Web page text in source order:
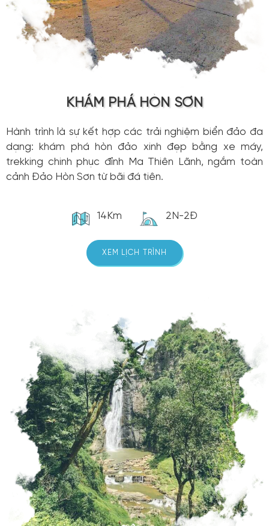
KHÁM PHÁ HÒN SƠN
Hành trình là sự kết hợp các trải nghiệm biển đảo đa
dạng: khám phá hòn đảo xinh đẹp bằng xe máy,
trekking chinh phục đỉnh Ma Thiên Lãnh, ngắm toàn
cảnh Đảo Hòn Sơn từ bãi đá tiên.
14Km 2N-2Đ
XEM LỊCH TRÌNH